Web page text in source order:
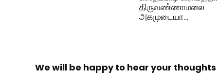
திருவண்ணாமலை
அகமுடையா…
We will be happy to hear your thoughts